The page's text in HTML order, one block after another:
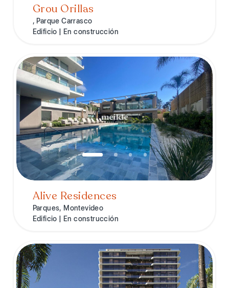
Grou Orillas
, Parque Carrasco
Edificio | En construcción
Alive Residences
Parques, Montevideo
Edificio | En construcción